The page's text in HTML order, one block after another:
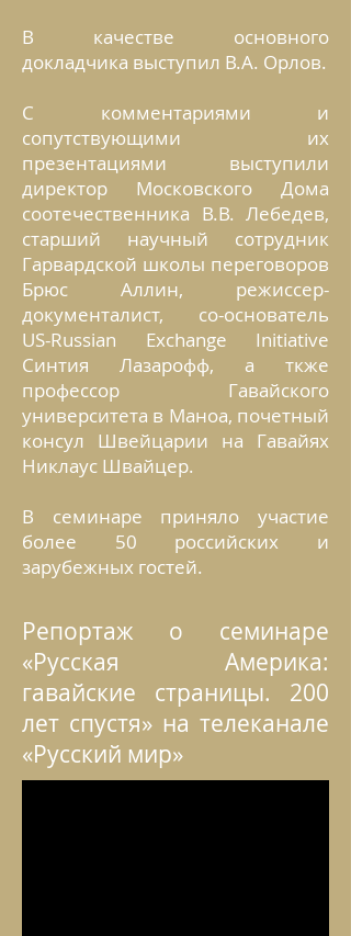
В качестве основного
докладчика выступил В.А. Орлов.
С комментариями и
сопутствующими их
презентациями выступили
директор Московского Дома
соотечественника В.В. Лебедев,
старший научный сотрудник
Гарвардской школы переговоров
Брюс Аллин, режиссер-
документалист, со-основатель
US-Russian Exchange Initiative
Синтия Лазарофф, а ткже
профессор Гавайского
университета в Маноа, почетный
консул Швейцарии на Гавайях
Никлаус Швайцер.
В семинаре приняло участие
более 50 российских и
зарубежных гостей.
Репортаж о семинаре
«Русская Америка:
гавайские страницы. 200
лет спустя» на телеканале
«Русский мир»